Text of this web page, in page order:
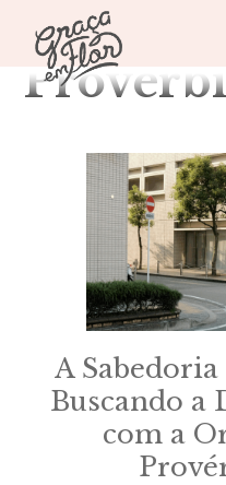
Um espaço
Livros
Tag
A
Buscando a
com a